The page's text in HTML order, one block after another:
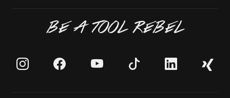
BE A TOOL REBEL